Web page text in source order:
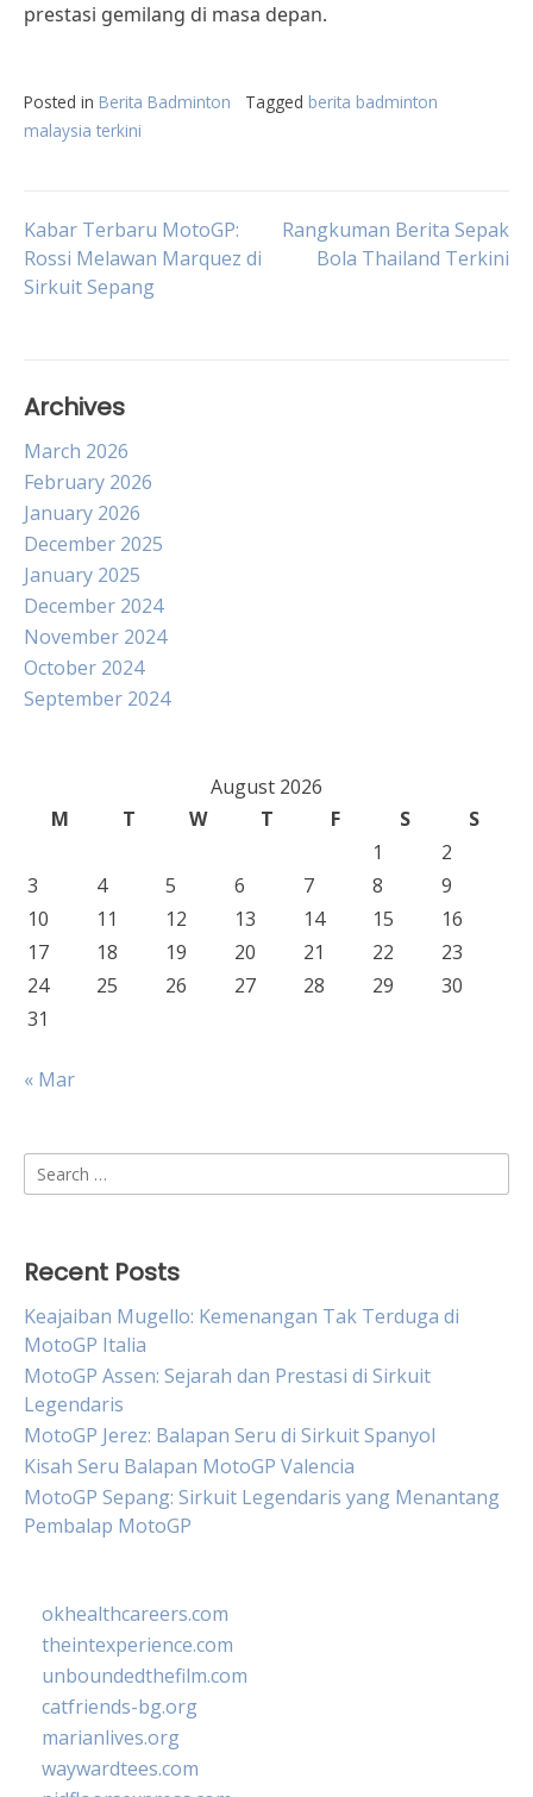
prestasi gemilang di masa depan.
Posted in Berita Badminton Tagged berita badminton
malaysia terkini
Post
navigation
Kabar Terbaru MotoGP:
Rossi Melawan Marquez di
Sirkuit Sepang
Rangkuman Berita Sepak
Bola Thailand Terkini
Archives
March 2026
February 2026
January 2026
December 2025
January 2025
December 2024
November 2024
October 2024
September 2024
August 2026
M
T W T F S
S
1
2
3
4 5 6 7 8
9
10
11 12 13 14 15
16
17
18 19 20 21 22
23
24
25 26 27 28 29
30
31
« Mar
Search
for:
Recent Posts
Keajaiban Mugello: Kemenangan Tak Terduga di
MotoGP Italia
MotoGP Assen: Sejarah dan Prestasi di Sirkuit
Legendaris
MotoGP Jerez: Balapan Seru di Sirkuit Spanyol
Kisah Seru Balapan MotoGP Valencia
MotoGP Sepang: Sirkuit Legendaris yang Menantang
Pembalap MotoGP
okhealthcareers.com
theintexperience.com
unboundedthefilm.com
catfriends-bg.org
marianlives.org
waywardtees.com